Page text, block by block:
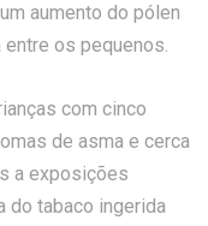
aumento do pólen
os pequenos.
com cinco
de asma e cerca
a exposições
do tabaco ingerida